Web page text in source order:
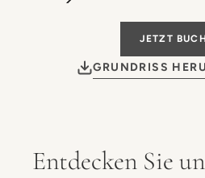
JETZT
GRUNDRISS
Entdecken Sie